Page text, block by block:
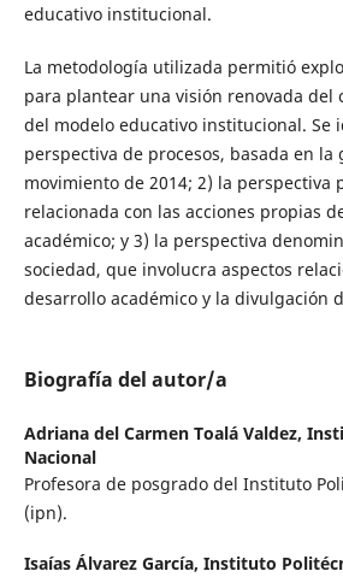
educativo institucional.
La metodología utilizada permitió
para plantear una visión renovada del
del modelo educativo institucional. Se
perspectiva de procesos, basada en la
movimiento de 2014; 2) la perspectiva
relacionada con las acciones propias
académico; y 3) la perspectiva
sociedad, que involucra aspectos
desarrollo académico y la divulgación
Biografía del autor/a
Adriana del Carmen Toalá Valdez,
Nacional
Profesora de posgrado del Instituto
(ipn).
Isaías Álvarez García, Instituto